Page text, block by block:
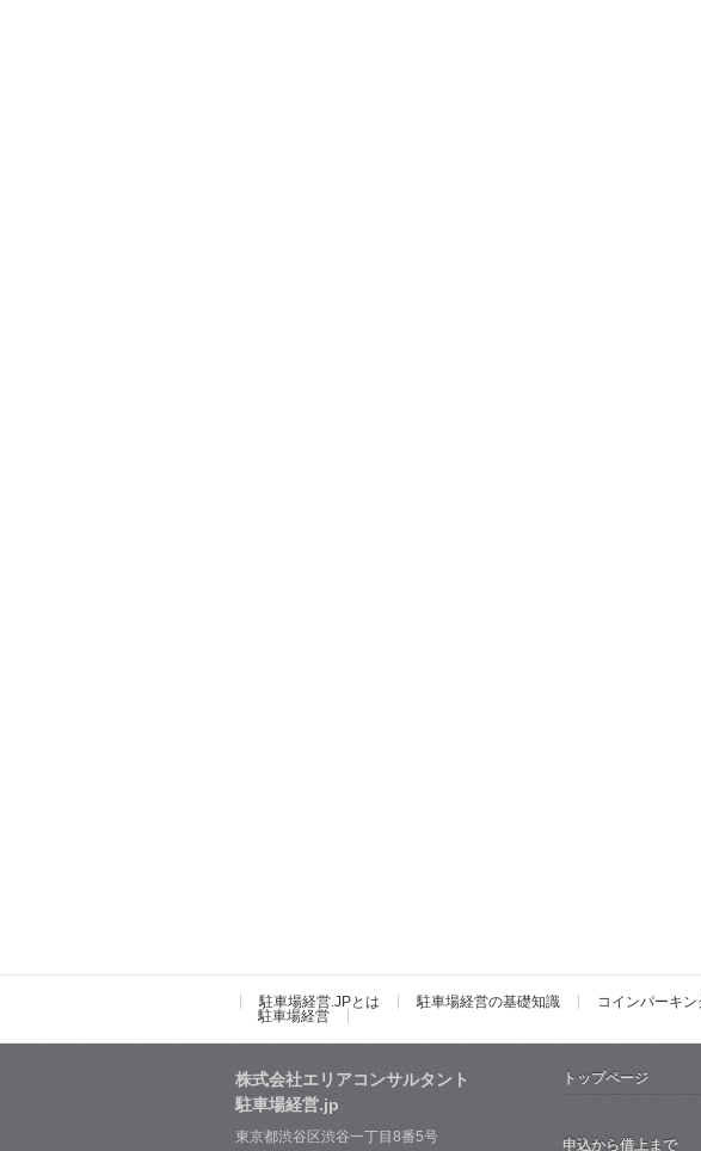
駐車場経営.JPとは 駐車場経営の基礎知識 コインパーキ
駐車場経営
株式会社エリアコンサルタント
駐車場経営.jp
東京都渋谷区渋谷一丁目8番5号
トップページ
申込から借上まで